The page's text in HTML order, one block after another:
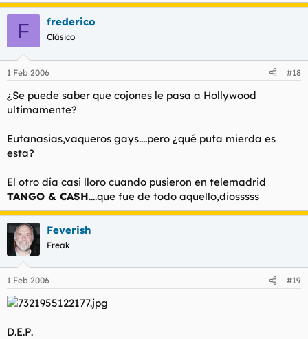
F frederico
Clásico
1 Feb 2006 #18
¿Se puede saber que cojones le pasa a Hollywood
ultimamente?
Eutanasias,vaqueros gays....pero ¿qué puta mierda es
esta?
El otro día casi lloro cuando pusieron en telemadrid
TANGO & CASH....que fue de todo aquello,diosssss
Feverish
Freak
1 Feb 2006 #19
D.E.P.